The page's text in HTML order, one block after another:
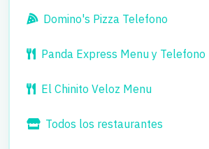
Domino's Pizza Telefono
Panda Express Menu y Telefono
El Chinito Veloz Menu
Todos los restaurantes